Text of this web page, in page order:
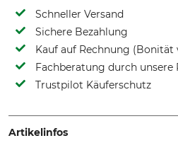
Schneller Versand
Sichere Bezahlung
Kauf auf Rechnung (Bonität
Fachberatung durch unsere
Trustpilot Käuferschutz
Artikelinfos